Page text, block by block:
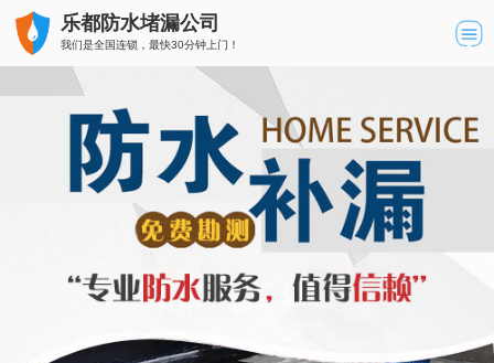
乐都防水堵漏公司
我们是全国连锁，最快30分钟上门！